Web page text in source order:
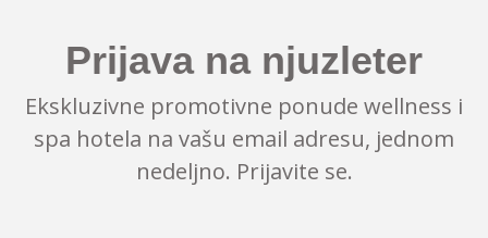
Prijava na njuzleter
Ekskluzivne promotivne ponude wellness i
spa hotela na vašu email adresu, jednom
nedeljno. Prijavite se.